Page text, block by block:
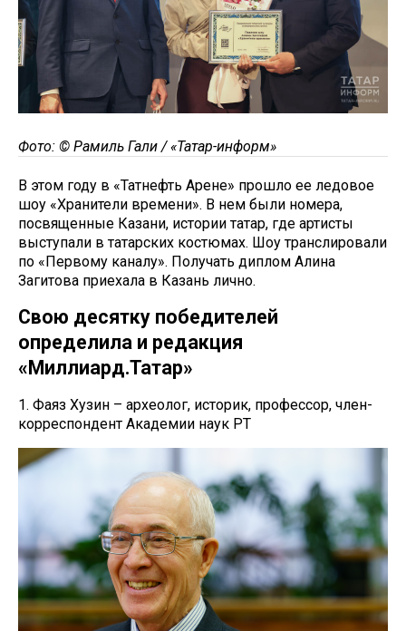
Фото: © Рамиль Гали / «Татар-информ»
В этом году в «Татнефть Арене» прошло ее ледовое
шоу «Хранители времени». В нем были номера,
посвященные Казани, истории татар, где артисты
выступали в татарских костюмах. Шоу транслировали
по «Первому каналу». Получать диплом Алина
Загитова приехала в Казань лично.
Свою десятку победителей
определила и редакция
«Миллиард.Татар»
1. Фаяз Хузин – археолог, историк, профессор, член-
корреспондент Академии наук РТ